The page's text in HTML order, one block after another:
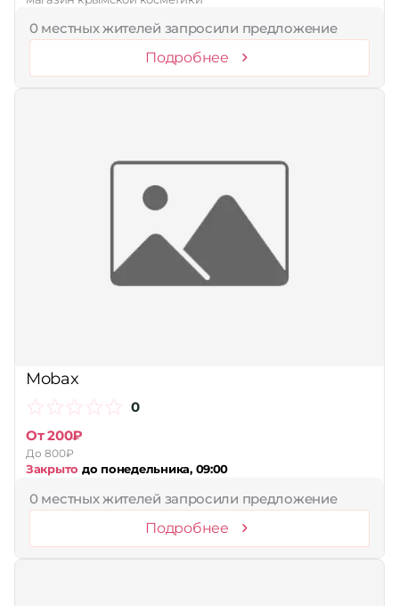
0 местных жителей запросили предложение
Подробнее
Mobax
0
От 200₽
До 800₽
Закрыто до понедельника, 09:00
0 местных жителей запросили предложение
Подробнее